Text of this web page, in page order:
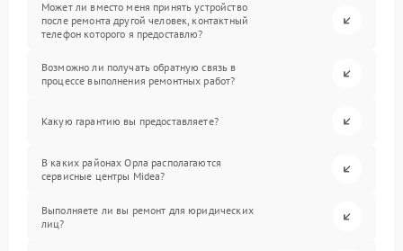
Может ли вместо меня принять устройство
после ремонта другой человек, контактный
телефон которого я предоставлю?
Возможно ли получать обратную связь в
процессе выполнения ремонтных работ?
Какую гарантию вы предоставляете?
В каких районах Орла располагаются
сервисные центры Midea?
Выполняете ли вы ремонт для юридических
лиц?